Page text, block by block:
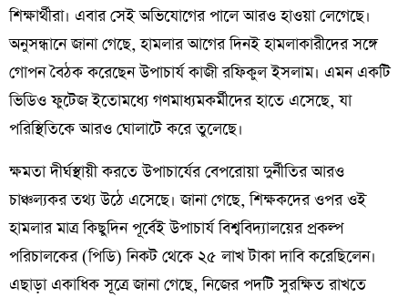
শিক্ষার্থীরা। এবার সেই অভিযোগের পালে আরও হাওয়া লেগেছে।
অনুসন্ধানে জানা গেছে, হামলার আগের দিনই হামলাকারীদের সঙ্গে
গোপন বৈঠক করেছেন উপাচার্য কাজী রফিকুল ইসলাম। এমন একটি
ভিডিও ফুটেজ ইতোমধ্যে গণমাধ্যমকর্মীদের হাতে এসেছে, যা
পরিস্থিতিকে আরও ঘোলাটে করে তুলেছে।
​ক্ষমতা দীর্ঘস্থায়ী করতে উপাচার্যের বেপরোয়া দুর্নীতির আরও
চাঞ্চল্যকর তথ্য উঠে এসেছে। জানা গেছে, শিক্ষকদের ওপর ওই
হামলার মাত্র কিছুদিন পূর্বেই উপাচার্য বিশ্ববিদ্যালয়ের প্রকল্প
পরিচালকের (পিডি) নিকট থেকে ২৫ লাখ টাকা দাবি করেছিলেন।
এছাড়া একাধিক সূত্রে জানা গেছে, নিজের পদটি সুরক্ষিত রাখতে